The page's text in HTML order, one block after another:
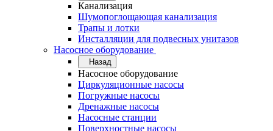
Канализация
Шумопоглощающая канализация
Трапы и лотки
Инсталляции для подвесных унитазов
Насосное оборудование
Назад
Насосное оборудование
Циркуляционные насосы
Погружные насосы
Дренажные насосы
Насосные станции
Поверхностные насосы